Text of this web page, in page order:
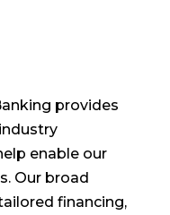
provides
enable our
Our broad
financing,